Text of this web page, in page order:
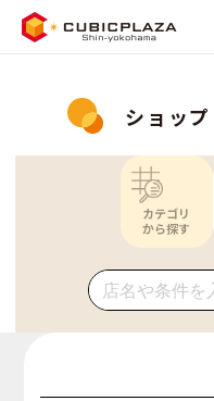
ショッ
カテゴリ
から探す